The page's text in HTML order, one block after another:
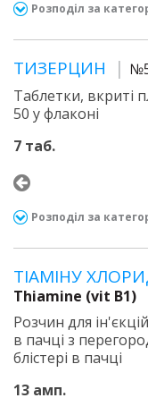
Розподіл за
ТИЗЕРЦИН
Таблетки, вкриті
50 у флаконі
7 таб.
Розподіл за
ТІАМІНУ
Thiamine (vit B1)
Розчин для
в пачці з
блістері в пачці
13 амп.